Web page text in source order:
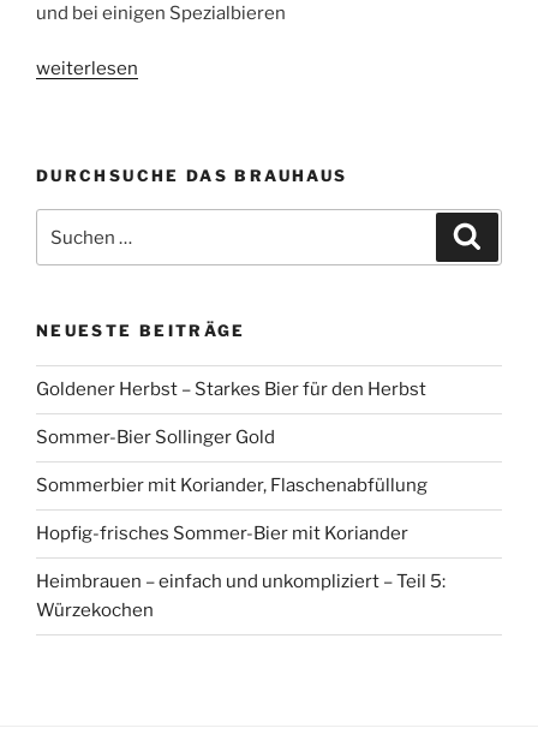
und bei einigen Spezialbieren
„Bierlexikon
weiterlesen
DURCHSUCHE DAS BRAUHAUS
nach:
NEUESTE BEITRÄGE
Goldener Herbst – Starkes Bier für den Herbst
Sommer-Bier Sollinger Gold
Sommerbier mit Koriander, Flaschenabfüllung
Hopfig-frisches Sommer-Bier mit Koriander
Heimbrauen – einfach und unkompliziert – Teil 5:
Würzekochen